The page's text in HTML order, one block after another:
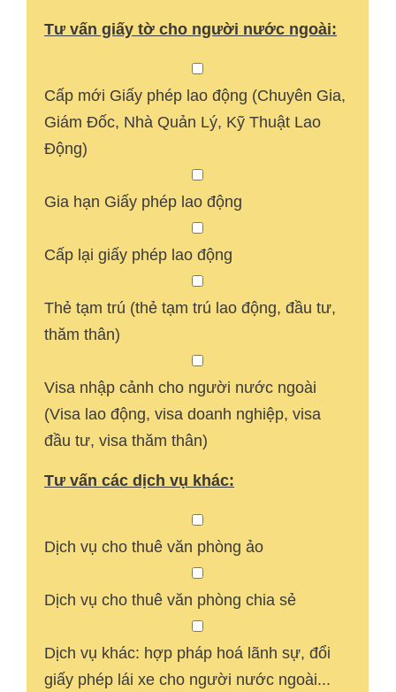
Tư vấn giấy tờ cho người nước ngoài:
Cấp mới Giấy phép lao động (Chuyên Gia,
Giám Đốc, Nhà Quản Lý, Kỹ Thuật Lao
Động)
Gia hạn Giấy phép lao động
Cấp lại giấy phép lao động
Thẻ tạm trú (thẻ tạm trú lao động, đầu tư,
thăm thân)
Visa nhập cảnh cho người nước ngoài
(Visa lao động, visa doanh nghiệp, visa
đầu tư, visa thăm thân)
Tư vấn các dịch vụ khác:
Dịch vụ cho thuê văn phòng ảo
Dịch vụ cho thuê văn phòng chia sẻ
Dịch vụ khác: hợp pháp hoá lãnh sự, đổi
giấy phép lái xe cho người nước ngoài...